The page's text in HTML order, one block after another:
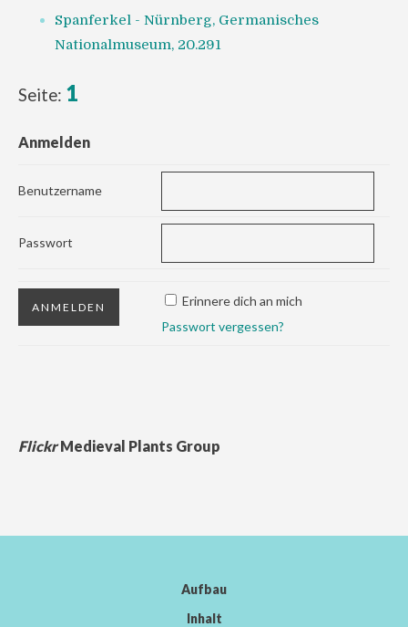
Spanferkel - Nürnberg, Germanisches
Nationalmuseum, 20.291
Seite: 1
Anmelden
Benutzername
Passwort
Erinnere dich an mich
Passwort vergessen?
FlickrMedieval Plants Group
Aufbau
Inhalt